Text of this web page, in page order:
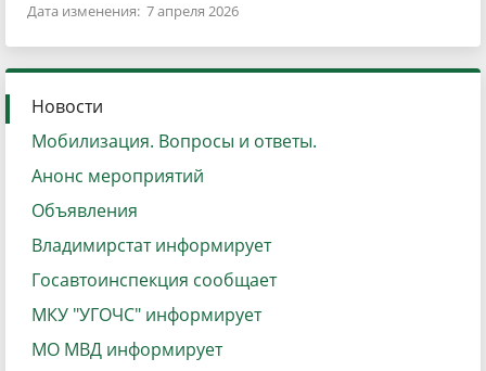
Дата изменения: 7 апреля 2026
Новости
Мобилизация. Вопросы и ответы.
Анонс мероприятий
Объявления
Владимирстат информирует
Госавтоинспекция сообщает
МКУ "УГОЧС" информирует
МО МВД информирует